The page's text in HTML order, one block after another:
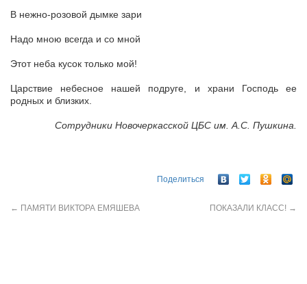
В нежно-розовой дымке зари
Надо мною всегда и со мной
Этот неба кусок только мой!
Царствие небесное нашей подруге, и храни Господь ее
родных и близких.
Сотрудники Новочеркасской ЦБС им. А.С. Пушкина.
Поделиться
← ПАМЯТИ ВИКТОРА ЕМЯШЕВА ПОКАЗАЛИ КЛАСС! →